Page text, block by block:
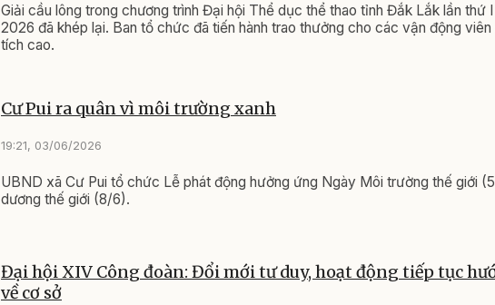
Giải cầu lông trong chương trình Đại hội Thể dục thể thao tỉnh Đắk Lắk lần thứ
2026 đã khép lại. Ban tổ chức đã tiến hành trao thưởng cho các vận động viên
tích cao.
Cư Pui ra quân vì môi trường xanh
19:21, 03/06/2026
UBND xã Cư Pui tổ chức Lễ phát động hưởng ứng Ngày Môi trường thế giới
dương thế giới (8/6).
Đại hội XIV Công đoàn: Đổi mới tư duy, hoạt động tiếp tục
về cơ sở